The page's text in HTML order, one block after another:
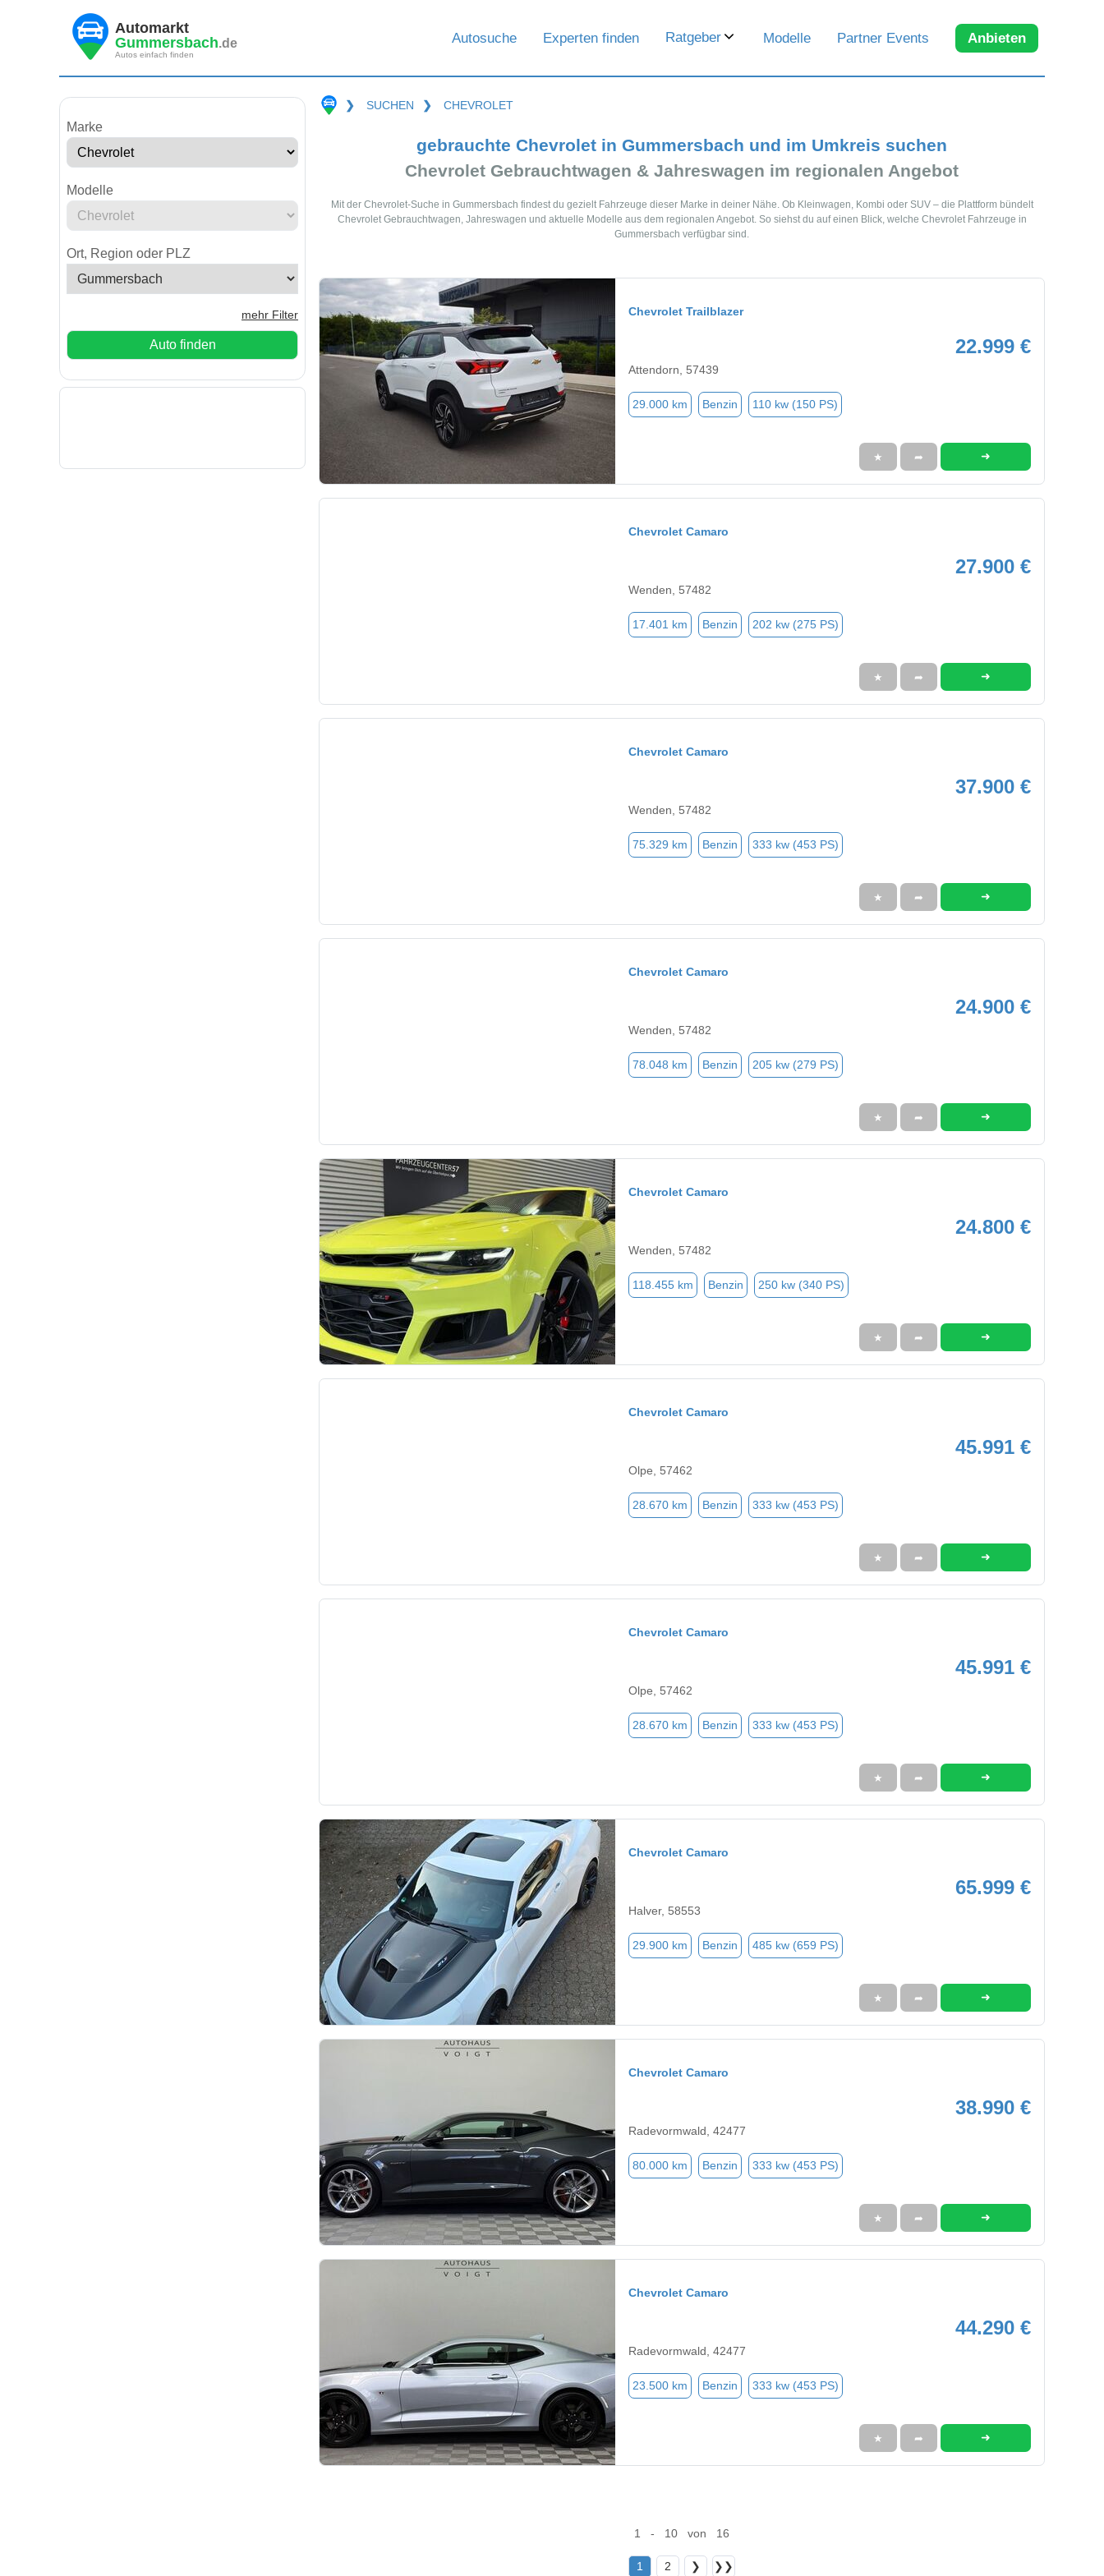
Automarkt
Gummersbach.de
Autos einfach finden
Autosuche Experten finden Ratgeber Modelle Partner Events Anbieten
Marke
Modelle
Ort, Region oder PLZ
mehr Filter
Auto finden
❯ SUCHEN ❯ CHEVROLET
gebrauchte Chevrolet in Gummersbach und im Umkreis suchen
Chevrolet Gebrauchtwagen & Jahreswagen im regionalen Angebot
Mit der Chevrolet-Suche in Gummersbach findest du gezielt Fahrzeuge dieser Marke in deiner Nähe. Ob Kleinwagen, Kombi oder SUV – die Plattform bündelt
Chevrolet Gebrauchtwagen, Jahreswagen und aktuelle Modelle aus dem regionalen Angebot. So siehst du auf einen Blick, welche Chevrolet Fahrzeuge in
Gummersbach verfügbar sind.
Chevrolet Trailblazer
22.999 €
Attendorn, 57439
29.000 km Benzin 110 kw (150 PS)
★ ➦ ➜
Chevrolet Camaro
27.900 €
Wenden, 57482
17.401 km Benzin 202 kw (275 PS)
★ ➦ ➜
Chevrolet Camaro
37.900 €
Wenden, 57482
75.329 km Benzin 333 kw (453 PS)
★ ➦ ➜
Chevrolet Camaro
24.900 €
Wenden, 57482
78.048 km Benzin 205 kw (279 PS)
★ ➦ ➜
Chevrolet Camaro
24.800 €
Wenden, 57482
118.455 km Benzin 250 kw (340 PS)
★ ➦ ➜
Chevrolet Camaro
45.991 €
Olpe, 57462
28.670 km Benzin 333 kw (453 PS)
★ ➦ ➜
Chevrolet Camaro
45.991 €
Olpe, 57462
28.670 km Benzin 333 kw (453 PS)
★ ➦ ➜
Chevrolet Camaro
65.999 €
Halver, 58553
29.900 km Benzin 485 kw (659 PS)
★ ➦ ➜
Chevrolet Camaro
38.990 €
Radevormwald, 42477
80.000 km Benzin 333 kw (453 PS)
★ ➦ ➜
Chevrolet Camaro
44.290 €
Radevormwald, 42477
23.500 km Benzin 333 kw (453 PS)
★ ➦ ➜
1 - 10 von 16
1 2 ❯ ❯❯